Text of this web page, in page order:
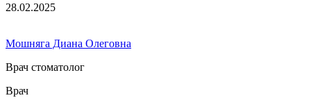
28.02.2025
Мошняга Диана Олеговна
Врач стоматолог
Врач